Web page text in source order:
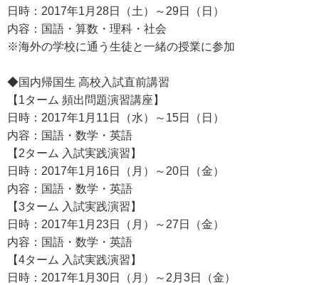
日時：2017年1月28日（土）～29日（日）
内容：国語・算数・理科・社会
※海外の学校に通う生徒と一緒の授業に参加
◆国内帰国生 高校入試直前講習
【1ターム 頻出問題演習講座】
日時：2017年1月11日（水）～15日（日）
内容：国語・数学・英語
【2ターム 入試実践演習】
日時：2017年1月16日（月）～20日（金）
内容：国語・数学・英語
【3ターム 入試実践演習】
日時：2017年1月23日（月）～27日（金）
内容：国語・数学・英語
【4ターム 入試実践演習】
日時：2017年1月30日（月）～2月3日（金）